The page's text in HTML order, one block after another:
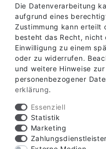
ABHOLLAGER
KONTAKT
Die Datenverarbeitung
aufgrund eines
Zustimmung kann erteilt
besteht das Recht, nicht
Einwilligung zu einem
oder zu widerrufen.
und weitere Hinweise
personenbezogener
erklärung.
Essenziell
Statistik
Marketing
Zahlungsdienstleister